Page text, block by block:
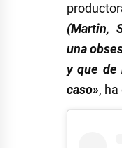
(Martin,
una
y que de
caso»,